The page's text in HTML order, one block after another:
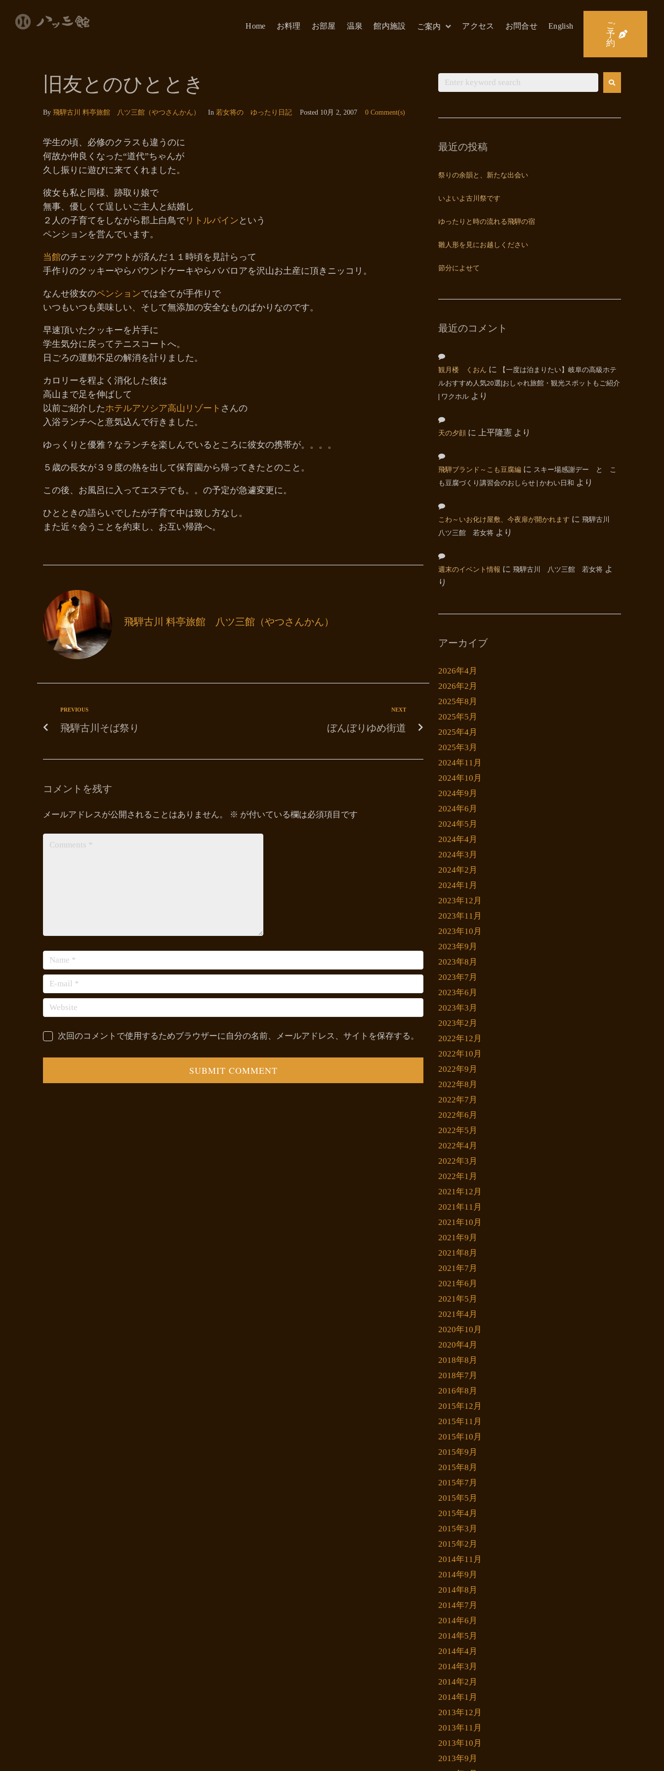
Home お料理 お部屋 温泉 館内施設 ご案内 アクセス お問合せ English
ご
予
約
旧友とのひととき
By 飛騨古川 料亭旅館 八ツ三館（やつさんかん） In 若女将の ゆったり日記 Posted 10月 2, 2007 0 Comment(s)
学生の頃、必修のクラスも違うのに
何故か仲良くなった“道代”ちゃんが
久し振りに遊びに来てくれました。
彼女も私と同様、跡取り娘で
無事、優しくて逞しいご主人と結婚し
２人の子育てをしながら郡上白鳥でリトルパイン という
ペンションを営んでいます。
当館のチェックアウトが済んだ１１時頃を見計らって
手作りのクッキーやらパウンドケーキやらババロアを沢山お土産に頂きニッコリ。
なんせ彼女のペンションでは全てが手作りで
いつもいつも美味しい、そして無添加の安全なものばかりなのです。
早速頂いたクッキーを片手に
学生気分に戻ってテニスコートへ。
日ごろの運動不足の解消を計りました。
カロリーを程よく消化した後は
高山まで足を伸ばして
以前ご紹介したホテルアソシア高山リゾート さんの
入浴ランチへと意気込んで行きました。
ゆっくりと優雅？なランチを楽しんでいるところに彼女の携帯が。。。。
５歳の長女が３９度の熱を出して保育園から帰ってきたとのこと。
この後、お風呂に入ってエステでも。。の予定が急遽変更に。
ひとときの語らいでしたが子育て中は致し方なし。
また近々会うことを約束し、お互い帰路へ。
飛騨古川 料亭旅館 八ツ三館（やつさんかん）
PREVIOUS
飛騨古川そば祭り
NEXT
ぼんぼりゆめ街道
コメントを残す
メールアドレスが公開されることはありません。 ※ が付いている欄は必須項目です
次回のコメントで使用するためブラウザーに自分の名前、メールアドレス、サイトを保存する。
最近の投稿
祭りの余韻と、新たな出会い
いよいよ古川祭です
ゆったりと時の流れる飛騨の宿
雛人形を見にお越しください
節分によせて
最近のコメント
観月楼 くおん に
【一度は泊まりたい】岐阜の高級ホテ
ルおすすめ人気20選|おしゃれ旅館・観光スポットもご紹介
| ワクホル より
天の夕顔 に 上平隆憲 より
飛騨ブランド～こも豆腐編 に スキー場感謝デー と こ
も豆腐づくり講習会のおしらせ | かわい日和 より
こわ～いお化け屋敷、今夜扉が開かれます に 飛騨古川
八ツ三館 若女将 より
週末のイベント情報 に 飛騨古川 八ツ三館 若女将 よ
り
アーカイブ
2026年4月
2026年2月
2025年8月
2025年5月
2025年4月
2025年3月
2024年11月
2024年10月
2024年9月
2024年6月
2024年5月
2024年4月
2024年3月
2024年2月
2024年1月
2023年12月
2023年11月
2023年10月
2023年9月
2023年8月
2023年7月
2023年6月
2023年3月
2023年2月
2022年12月
2022年10月
2022年9月
2022年8月
2022年7月
2022年6月
2022年5月
2022年4月
2022年3月
2022年1月
2021年12月
2021年11月
2021年10月
2021年9月
2021年8月
2021年7月
2021年6月
2021年5月
2021年4月
2020年10月
2020年4月
2018年8月
2018年7月
2016年8月
2015年12月
2015年11月
2015年10月
2015年9月
2015年8月
2015年7月
2015年5月
2015年4月
2015年3月
2015年2月
2014年11月
2014年9月
2014年8月
2014年7月
2014年6月
2014年5月
2014年4月
2014年3月
2014年2月
2014年1月
2013年12月
2013年11月
2013年10月
2013年9月